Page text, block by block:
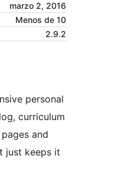
marzo 2, 2016
Menos de 10
2.9.2
personal
curriculum
and
just keeps it